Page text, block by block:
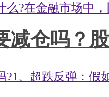
么?在金融市场中
减仓吗？
?1、超跌反弹：假